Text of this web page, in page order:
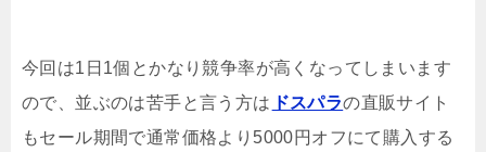
今回は1日1個とかなり競争率が高くなってしまいます
ので、並ぶのは苦手と言う方は ドスパラの直販サイト
もセール期間で通常価格より5000円オフにて購入する